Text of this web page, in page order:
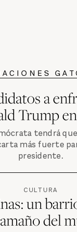
a
Trump
tendrá
más fuerte
presidente.
CULTURA
un
del